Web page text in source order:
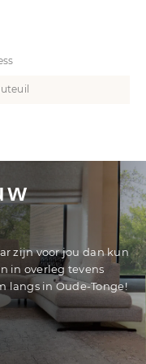
zijn voor jou dan kun
in overleg tevens
langs in Oude-Tonge!